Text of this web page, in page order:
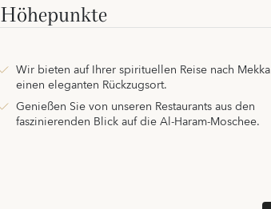
Höhepunkte
Wir bieten auf Ihrer spirituellen Reise nach Mekka
einen eleganten Rückzugsort.
Genießen Sie von unseren Restaurants aus den
faszinierenden Blick auf die Al-Haram-Moschee.